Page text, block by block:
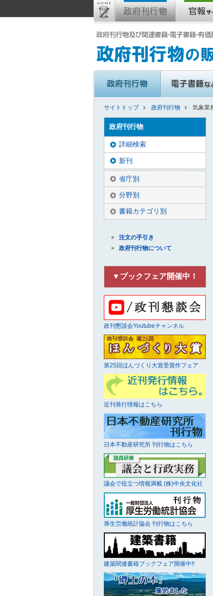
サイトトップ 政府刊行物 気象業
政府刊行物
詳細検索
新刊
省庁別
分野別
書籍カテゴリ別
注文の手引き
政府刊行物について
▼ブックフェア開催中！
政刊懇談会Youtubeチャンネル
第25回ほんづくり大賞受賞作フェア
近刊発行情報はこちら
日本不動産研究所 刊行物はこちら
議会で役立つ情報満載 (株)中央文化社
厚生労働統計協会 刊行物はこちら
建築関連書籍ブックフェア開催中!!